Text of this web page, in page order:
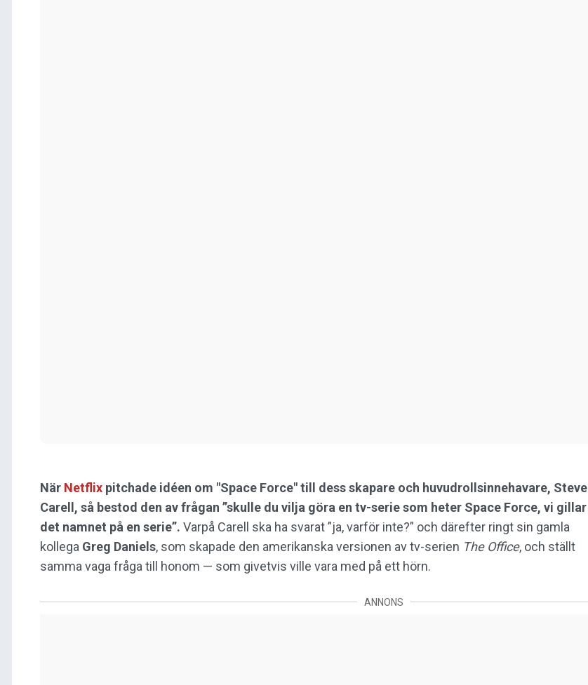
När Netflix pitchade idéen om "Space Force" till dess skapare och huvudrollsinnehavare, Steve
Carell, så bestod den av frågan ”skulle du vilja göra en tv-serie som heter Space Force, vi gillar
det namnet på en serie”. Varpå Carell ska ha svarat ”ja, varför inte?” och därefter ringt sin gamla
kollega Greg Daniels, som skapade den amerikanska versionen av tv-serien The Office, och ställt
samma vaga fråga till honom — som givetvis ville vara med på ett hörn.
ANNONS